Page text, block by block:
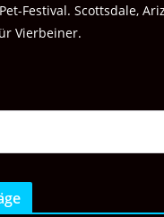
Festival. Scottsdale,
Vierbeiner.